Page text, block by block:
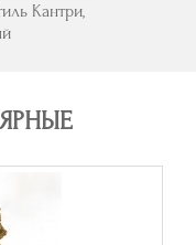
Кантри,